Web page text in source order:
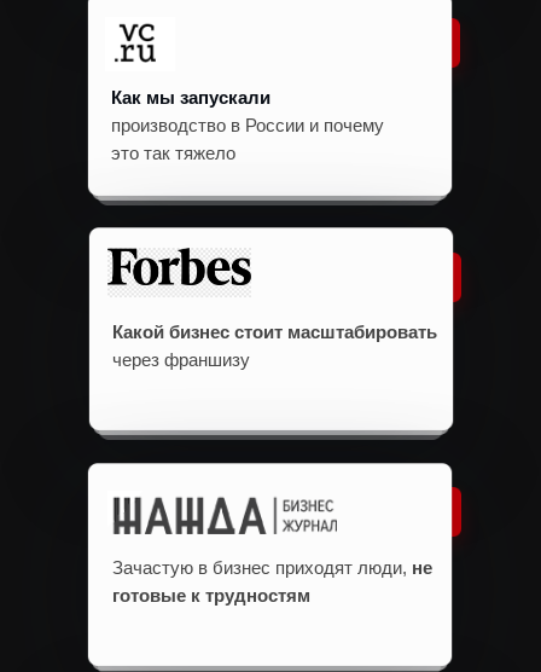
Как мы запускали
производство в России и почему
это так тяжело
Какой бизнес стоит масштабировать
через франшизу
Зачастую в бизнес приходят люди, не
готовые к трудностям